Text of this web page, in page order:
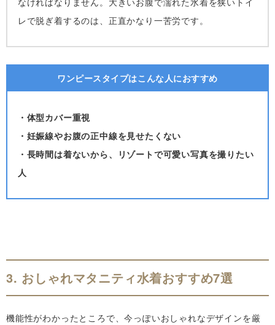
レで脱ぎ着するのは、正直かなり一苦労です。
ワンピースタイプはこんな人におすすめ
・体型カバー重視
・ 妊娠線やお腹の正中線を見せたくない
・長時間は着ないから、リゾートで可愛い写真を撮りたい
人
3. おしゃれマタニティ水着おすすめ7選
機能性がわかったところで、今っぽいおしゃれなデザインを厳